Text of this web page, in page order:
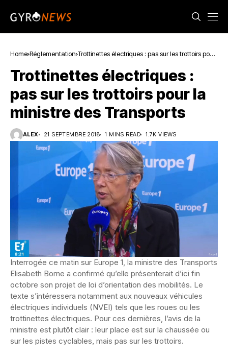
Home Réglementation Trottinettes électriques : pas sur les trottoirs pour
Trottinettes électriques :
pas sur les trottoirs pour la
ministre des Transports
ALEX 21 SEPTEMBRE 2018 1 MINS READ 1.7K VIEWS
Interrogée ce matin sur Europe 1, la ministre des Transports
Elisabeth Borne a confirmé qu’elle présenterait d’ici fin
octobre son projet de loi d’orientation des mobilités. Le
texte s’intéressera notamment aux nouveaux véhicules
électriques individuels (NVEI) tels que les roues ou les
trottinettes électriques. Pour ces dernières, l’avis de la
ministre est plutôt clair : leur place est sur la chaussée ou
sur les pistes cyclables, mais pas sur les trottoirs.